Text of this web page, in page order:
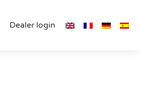
Dealer login